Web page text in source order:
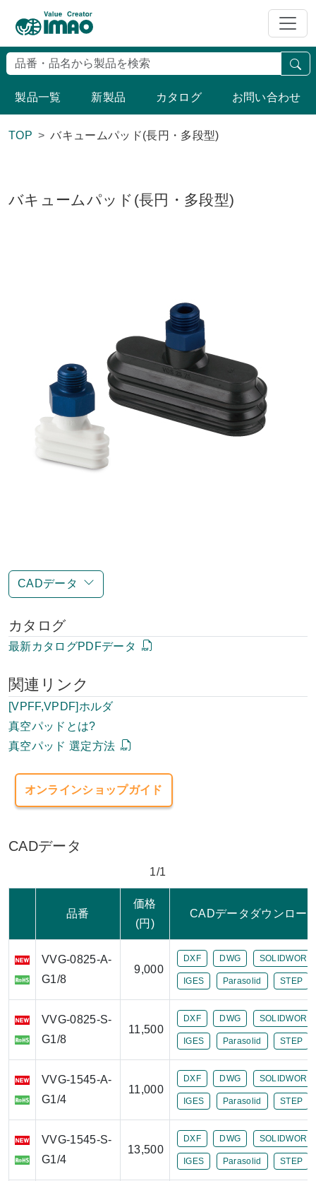
製品一覧 新製品 カタログ お問い合わせ
TOP バキュームパッド(長円・多段型)
バキュームパッド(長円・多段型)
CADデータ
カタログ
最新カタログPDFデータ
関連リンク
[VPFF,VPDF]ホルダ
真空パッドとは?
真空パッド 選定方法
オンラインショップガイド
CADデータ
1/1
品番
価格
(円)
CADデータダウンロー
VVG-0825-A-
G1/8
9,000
DXF DWG
IGES Parasolid STEP
VVG-0825-S-
G1/8
11,500
DXF DWG
IGES Parasolid STEP
VVG-1545-A-
G1/4
11,000
DXF DWG
IGES Parasolid STEP
VVG-1545-S-
G1/4
13,500
DXF DWG
IGES Parasolid STEP